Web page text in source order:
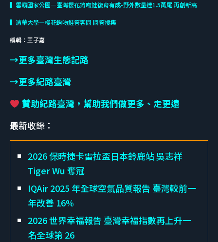
▍雪霸國家公園—臺灣櫻花鉤吻鮭復育有成-野外數量達1.5萬尾 再創新高
▍清華大學—櫻花鉤吻鮭答客問 問答搜集
編輯：王子嘉
→更多臺灣生態記路
→更多紀路臺灣
贊助紀路臺灣，幫助我們做更多、走更遠
最新收錄：
2026 保時捷卡雷拉盃日本鈴鹿站 吳志祥
Tiger Wu 奪冠
IQAir 2025 年全球空氣品質報告 臺灣較前一
年改善 16%
2026 世界幸福報告 臺灣幸福指數再上升一
名全球第 26